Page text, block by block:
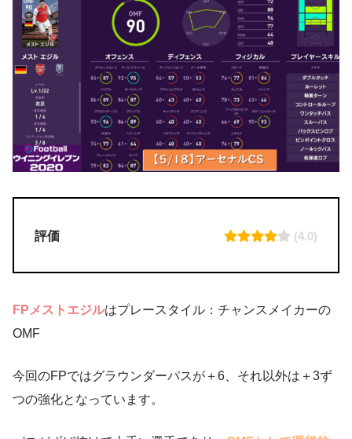
評価 (4.0)
FPメストエジルはプレースタイル：チャンスメイカーの
OMF
今回のFPではグラウンダーパスが＋6、それ以外は＋3ず
つの強化となっています。